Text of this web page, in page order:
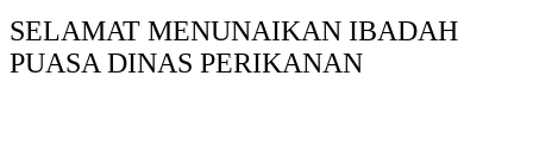
SELAMAT MENUNAIKAN IBADAH
PUASA DINAS PERIKANAN